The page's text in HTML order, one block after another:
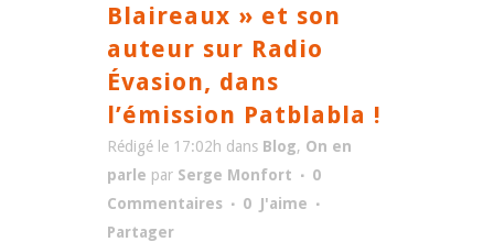
Blaireaux » et son
auteur sur Radio
Évasion, dans
l’émission Patblabla !
Rédigé le 17:02h dans Blog, On en
parle par Serge Monfort
0
Commentaires
0 J'aime
Partager